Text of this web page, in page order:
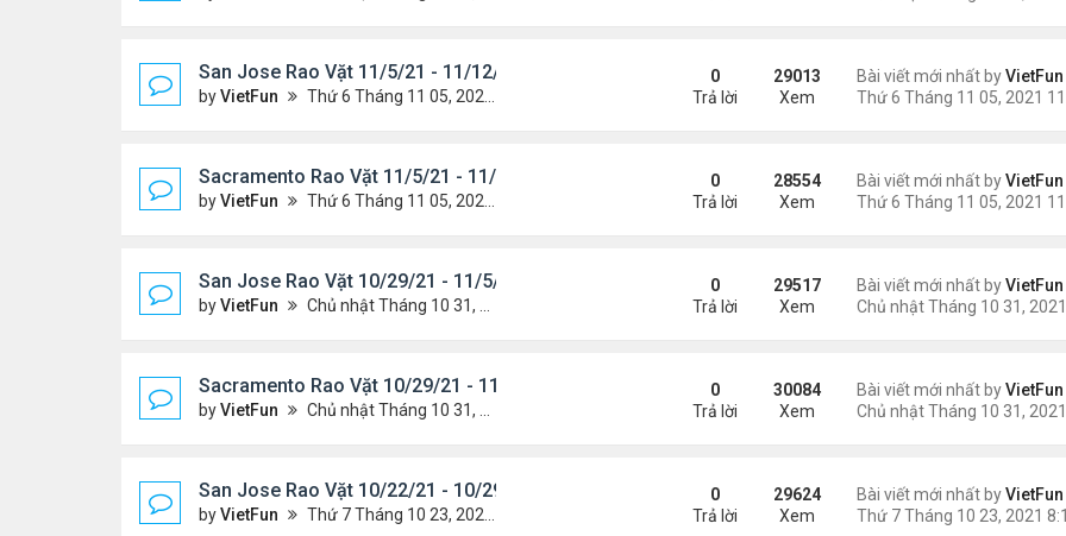
San Jose Rao Vặt 11/5/21 - 11/12/21
byVietFun Thứ 6 Tháng 11 05, 2021 11:39 am
Bài viết mới nhất byVietFun
0
Trả lời
29013
Xem
Sacramento Rao Vặt 11/5/21 - 11/12/21
byVietFun Thứ 6 Tháng 11 05, 2021 11:30 am
Bài viết mới nhất byVietFun
0
Trả lời
28554
Xem
San Jose Rao Vặt 10/29/21 - 11/5/21
byVietFun Chủ nhật Tháng 10 31, 2021 12:19 pm
Bài viết mới nhất byVietFun
0
Trả lời
29517
Xem
Sacramento Rao Vặt 10/29/21 - 11/5/21
byVietFun Chủ nhật Tháng 10 31, 2021 11:59 am
Bài viết mới nhất byVietFun
0
Trả lời
30084
Xem
San Jose Rao Vặt 10/22/21 - 10/29/21
byVietFun Thứ 7 Tháng 10 23, 2021 8:17 am
Bài viết mới nhất byVietFun
0
Trả lời
29624
Xem